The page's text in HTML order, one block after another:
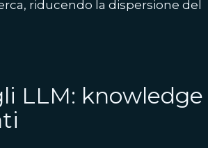
riducendo la dispersione del
LLM: knowledge